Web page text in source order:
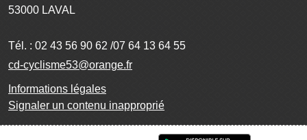
53000 LAVAL
Tél. : 02 43 56 90 62 /07 64 13 64 55
cd-cyclisme53@orange.fr
Informations légales
Signaler un contenu inapproprié